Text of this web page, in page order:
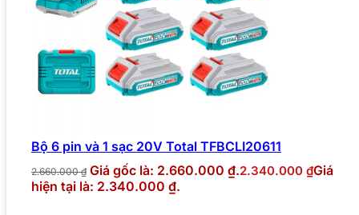
Bộ 6 pin và 1 sạc 20V Total TFBCLI20611
2.660.000₫ Giá gốc là: 2.660.000 ₫.2.340.000 ₫Giá
hiện tại là: 2.340.000 ₫.